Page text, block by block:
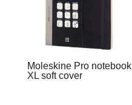
Moleskine Pro notebook
XL soft cover